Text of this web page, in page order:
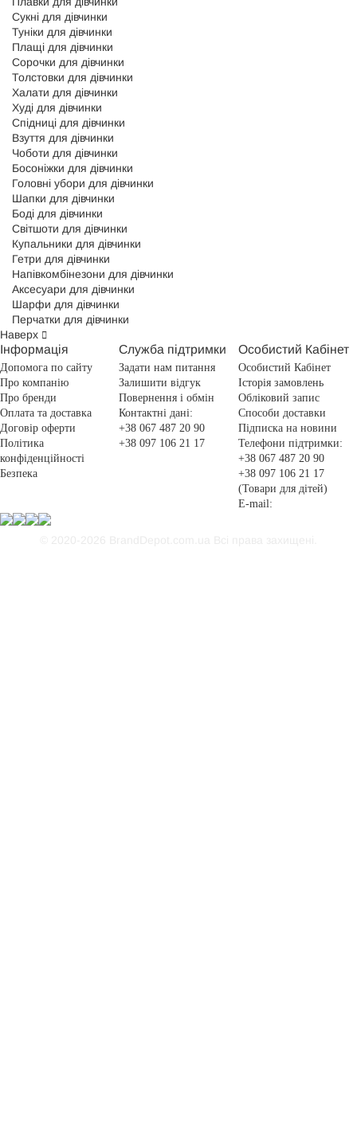
Сукні для дівчинки
Туніки для дівчинки
Плащі для дівчинки
Сорочки для дівчинки
Толстовки для дівчинки
Халати для дівчинки
Худі для дівчинки
Спідниці для дівчинки
Взуття для дівчинки
Чоботи для дівчинки
Босоніжки для дівчинки
Головні убори для дівчинки
Шапки для дівчинки
Боді для дівчинки
Світшоти для дівчинки
Купальники для дівчинки
Гетри для дівчинки
Напівкомбінезони для дівчинки
Аксесуари для дівчинки
Шарфи для дівчинки
Перчатки для дівчинки
Наверх
Інформація
Допомога по сайту
Про компанію
Про бренди
Оплата та доставка
Договір оферти
Політика
конфіденційності
Безпека
Служба підтримки
Задати нам питання
Залишити відгук
Повернення і обмін
Контактні дані:
+38 067 487 20 90
+38 097 106 21 17
Особистий Кабінет
Особистий Кабінет
Історія замовлень
Обліковий запис
Способи доставки
Підписка на новини
Телефони підтримки:
+38 067 487 20 90
+38 097 106 21 17
(Товари для дітей)
E-mail: